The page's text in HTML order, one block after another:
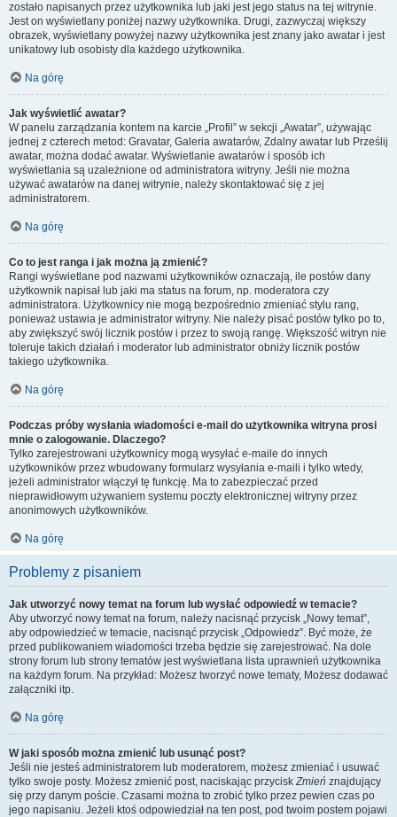
zostało napisanych przez użytkownika lub jaki jest jego status na tej witrynie.
Jest on wyświetlany poniżej nazwy użytkownika. Drugi, zazwyczaj większy
obrazek, wyświetlany powyżej nazwy użytkownika jest znany jako awatar i jest
unikatowy lub osobisty dla każdego użytkownika.
Na górę
Jak wyświetlić awatar?
W panelu zarządzania kontem na karcie „Profil” w sekcji „Awatar”, używając
jednej z czterech metod: Gravatar, Galeria awatarów, Zdalny awatar lub Prześlij
awatar, można dodać awatar. Wyświetlanie awatarów i sposób ich
wyświetlania są uzależnione od administratora witryny. Jeśli nie można
używać awatarów na danej witrynie, należy skontaktować się z jej
administratorem.
Na górę
Co to jest ranga i jak można ją zmienić?
Rangi wyświetlane pod nazwami użytkowników oznaczają, ile postów dany
użytkownik napisał lub jaki ma status na forum, np. moderatora czy
administratora. Użytkownicy nie mogą bezpośrednio zmieniać stylu rang,
ponieważ ustawia je administrator witryny. Nie należy pisać postów tylko po to,
aby zwiększyć swój licznik postów i przez to swoją rangę. Większość witryn nie
toleruje takich działań i moderator lub administrator obniży licznik postów
takiego użytkownika.
Na górę
Podczas próby wysłania wiadomości e-mail do użytkownika witryna prosi
mnie o zalogowanie. Dlaczego?
Tylko zarejestrowani użytkownicy mogą wysyłać e-maile do innych
użytkowników przez wbudowany formularz wysyłania e-maili i tylko wtedy,
jeżeli administrator włączył tę funkcję. Ma to zabezpieczać przed
nieprawidłowym używaniem systemu poczty elektronicznej witryny przez
anonimowych użytkowników.
Na górę
Problemy z pisaniem
Jak utworzyć nowy temat na forum lub wysłać odpowiedź w temacie?
Aby utworzyć nowy temat na forum, należy nacisnąć przycisk „Nowy temat”,
aby odpowiedzieć w temacie, nacisnąć przycisk „Odpowiedz”. Być może, że
przed publikowaniem wiadomości trzeba będzie się zarejestrować. Na dole
strony forum lub strony tematów jest wyświetlana lista uprawnień użytkownika
na każdym forum. Na przykład: Możesz tworzyć nowe tematy, Możesz dodawać
załączniki itp.
Na górę
W jaki sposób można zmienić lub usunąć post?
Jeśli nie jesteś administratorem lub moderatorem, możesz zmieniać i usuwać
tylko swoje posty. Możesz zmienić post, naciskając przyciskZmień znajdujący
się przy danym poście. Czasami można to zrobić tylko przez pewien czas po
jego napisaniu. Jeżeli ktoś odpowiedział na ten post, pod twoim postem pojawi